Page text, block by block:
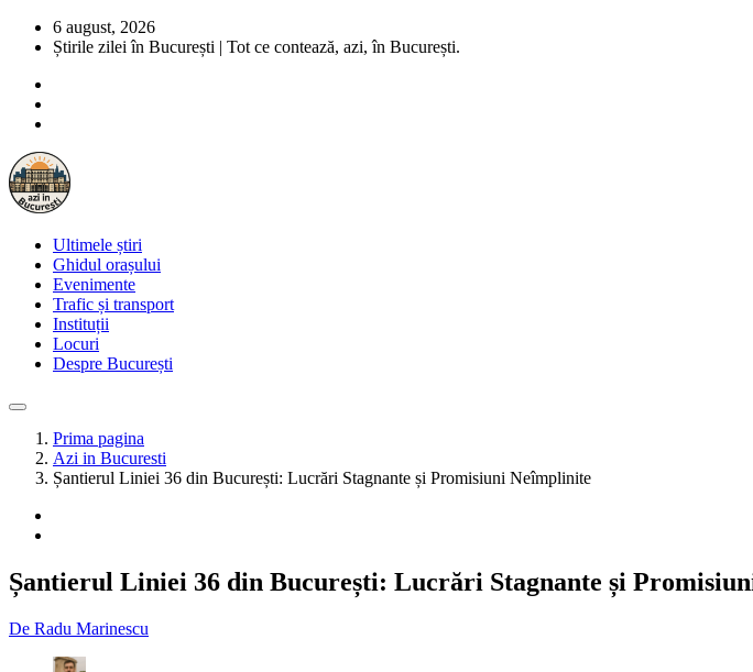
6 august, 2026
Știrile zilei în București | Tot ce contează, azi, în București.
Ultimele știri
Ghidul orașului
Evenimente
Trafic și transport
Instituții
Locuri
Despre București
Prima pagina
Azi in Bucuresti
Șantierul Liniei 36 din București: Lucrări Stagnante și Promisiuni Neîmplinite
Șantierul Liniei 36 din București: Lucrări Stagnante și
De Radu Marinescu